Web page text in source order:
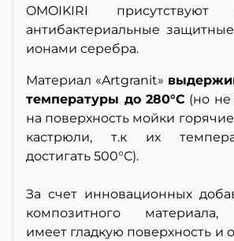
OMOIKIRI присутствуют
антибактериальные
ионами серебра.
Материал «Artgranit»
температуры до 280°С (но не
на поверхность мойки
кастрюли, т.к их
достигать 500°С).
За счет инновационных
композитного материала,
имеет гладкую поверхность и